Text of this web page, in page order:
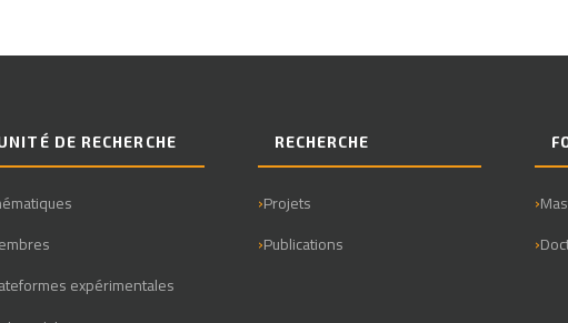
DE RECHERCHE
expérimentales
RECHERCHE
Projets
Publications